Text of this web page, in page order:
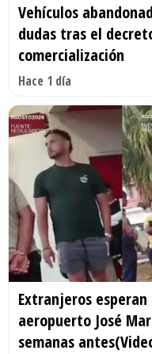
Vehículos
dudas tras el
comercialización
Hace 1 día
Extranjeros
aeropuerto José
semanas